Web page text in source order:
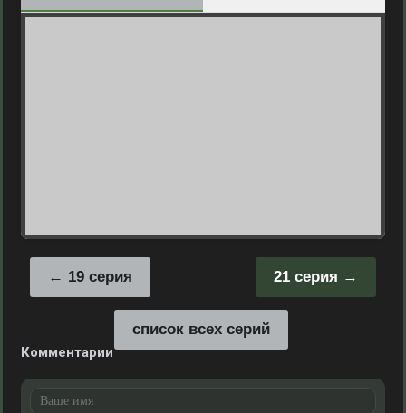
21 серия
19 серия
список всех серий
Комментарии